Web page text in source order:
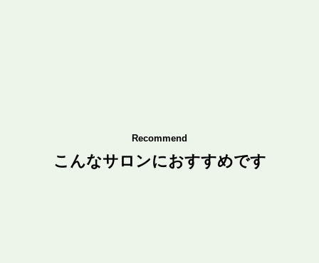
Recommend
こんなサロンにおすすめです